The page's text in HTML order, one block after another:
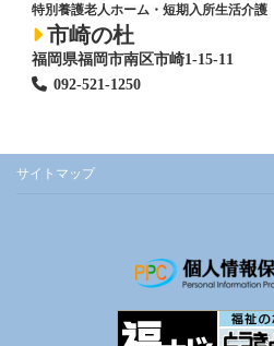
特別養護老人ホーム ・短期入所生活介護
市崎の杜
福岡県福岡市南区市崎1-15-11
092-521-1250
サイトマップ